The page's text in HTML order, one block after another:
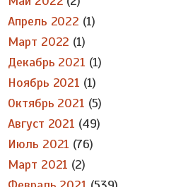
Апрель 2022 (1)
Март 2022 (1)
Декабрь 2021 (1)
Ноябрь 2021 (1)
Октябрь 2021 (5)
Август 2021 (49)
Июль 2021 (76)
Март 2021 (2)